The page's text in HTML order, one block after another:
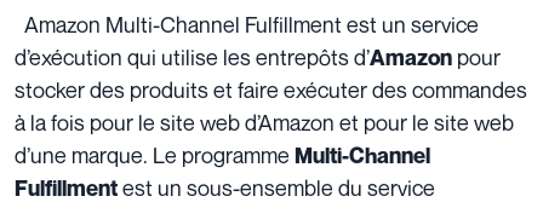
Amazon Multi-Channel Fulfillment est un service
d’exécution qui utilise les entrepôts d’Amazon pour
stocker des produits et faire exécuter des commandes
à la fois pour le site web d’Amazon et pour le site web
d’une marque. Le programme Multi-Channel
Fulfillmentest un sous-ensemble du service